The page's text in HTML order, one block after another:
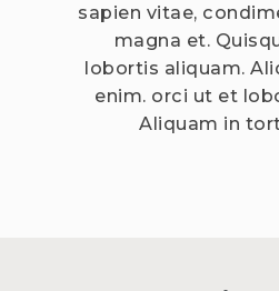
sapien vitae,
magna et.
lobortis aliquam.
enim. orci ut et
Aliquam in